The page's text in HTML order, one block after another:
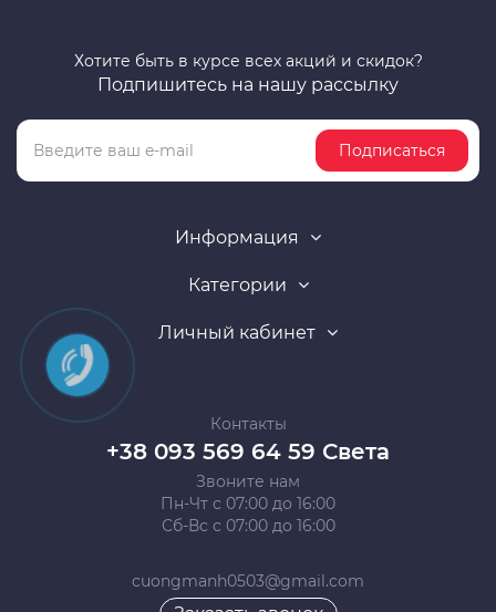
Хотите быть в курсе всех акций и скидок?
Подпишитесь на нашу рассылку
Подписаться
Информация
Категории
Личный кабинет
Контакты
+38 093 569 64 59 Света
Звоните нам
Пн-Чт с 07:00 до 16:00
Сб-Вс с 07:00 до 16:00
cuongmanh0503@gmail.com